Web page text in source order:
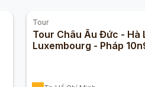
Tour
Tour Châu Âu Đức - Hà
Luxembourg - Pháp